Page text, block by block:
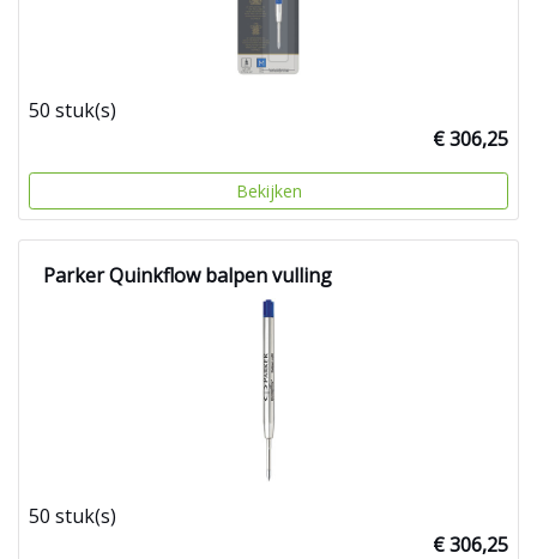
50 stuk(s)
€ 306,25
Bekijken
Parker Quinkflow balpen vulling
50 stuk(s)
€ 306,25